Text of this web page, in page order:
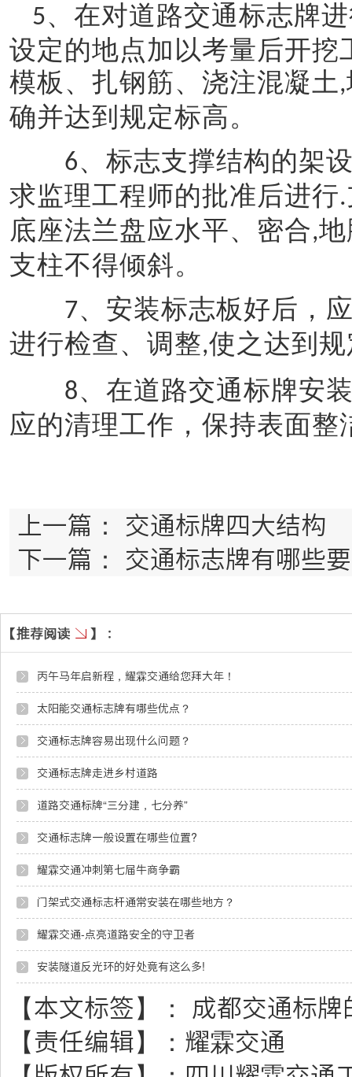
5、在对道路交通标志牌
设定的地点加以考量后开
模板、扎钢筋、浇注混凝土 ,
确并达到规定标高。
6、标志支撑结构的架
求监理工程师的批准后进行.
底座法兰盘应水平、密合,
支柱不得倾斜。
7、安装标志板好后 ，
进行检查、调整,使之达到
8、在道路交通标牌安
应的清理工作，保持表面整
上一篇： 交通标牌四大结构
下一篇： 交通标志牌有哪些
丙午马年启新程，耀霖交通给您拜大年！
太阳能交通标志牌有哪些优点？
交通标志牌容易出现什么问题？
交通标志牌走进乡村道路
道路交通标牌“三分建，七分养”
交通标志牌一般设置在哪些位置?
耀霖交通冲刺第七届牛商争霸
门架式交通标志杆通常安装在哪些地方？
耀霖交通-点亮道路安全的守卫者
安装隧道反光环的好处竟有这么多!
【本文标签】：
成都交通标牌
【责任编辑】： 耀霖交通